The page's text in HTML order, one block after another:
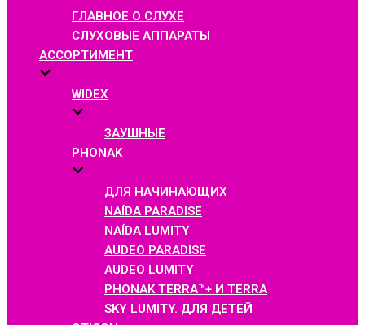
ГЛАВНОЕ О СЛУХЕ
СЛУХОВЫЕ АППАРАТЫ
АССОРТИМЕНТ
WIDEX
ЗАУШНЫЕ
PHONAK
ДЛЯ НАЧИНАЮЩИХ
NAÍDA PARADISE
NAÍDA LUMITY
AUDEO PARADISE
AUDEO LUMITY
PHONAK TERRA™+ И TERRA
SKY LUMITY. ДЛЯ ДЕТЕЙ